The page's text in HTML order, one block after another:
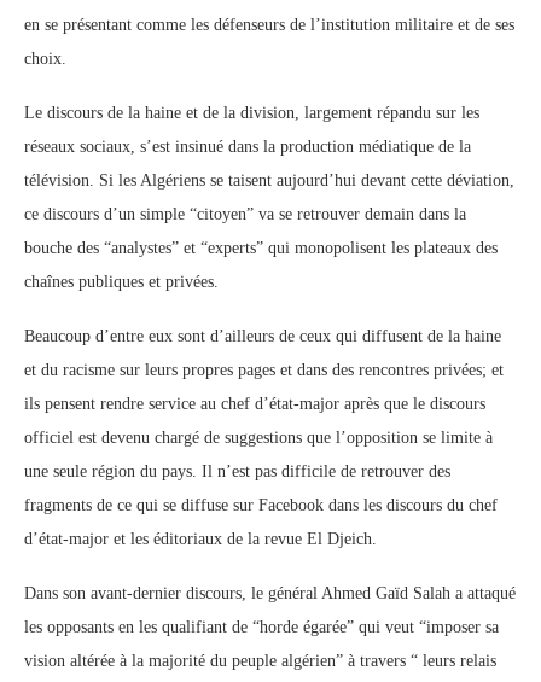
en se présentant comme les défenseurs de l’institution militaire et de ses
choix.
Le discours de la haine et de la division, largement répandu sur les
réseaux sociaux, s’est insinué dans la production médiatique de la
télévision. Si les Algériens se taisent aujourd’hui devant cette déviation,
ce discours d’un simple “citoyen” va se retrouver demain dans la
bouche des “analystes” et “experts” qui monopolisent les plateaux des
chaînes publiques et privées.
Beaucoup d’entre eux sont d’ailleurs de ceux qui diffusent de la haine
et du racisme sur leurs propres pages et dans des rencontres privées; et
ils pensent rendre service au chef d’état-major après que le discours
officiel est devenu chargé de suggestions que l’opposition se limite à
une seule région du pays. Il n’est pas difficile de retrouver des
fragments de ce qui se diffuse sur Facebook dans les discours du chef
d’état-major et les éditoriaux de la revue El Djeich.
Dans son avant-dernier discours, le général Ahmed Gaïd Salah a attaqué
les opposants en les qualifiant de “horde égarée” qui veut “imposer sa
vision altérée à la majorité du peuple algérien” à travers “ leurs relais